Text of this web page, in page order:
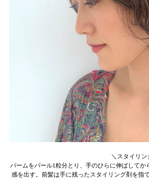
＼スタイリン
バームをパール1粒分とり、手のひらに伸ばして
感を出す。前髪は手に残ったスタイリング剤を指